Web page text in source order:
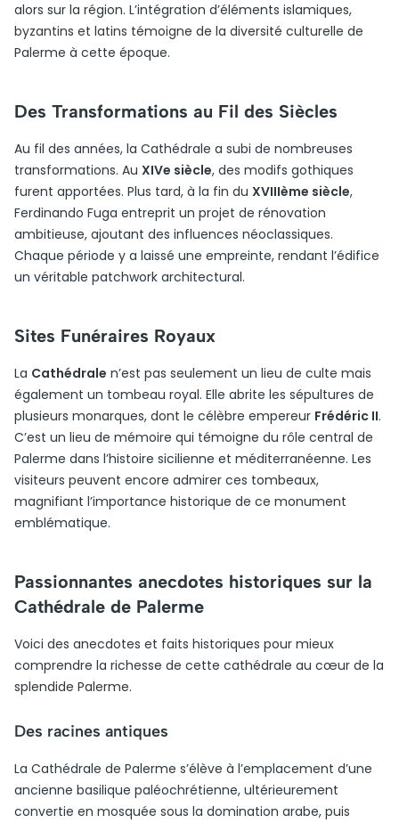
alors sur la région. L’intégration d’éléments islamiques,
byzantins et latins témoigne de la diversité culturelle de
Palerme à cette époque.
Des Transformations au Fil des Siècles
Au fil des années, la Cathédrale a subi de nombreuses
transformations. Au XIVe siècle, des modifs gothiques
furent apportées. Plus tard, à la fin du XVIIIème siècle,
Ferdinando Fuga entreprit un projet de rénovation
ambitieuse, ajoutant des influences néoclassiques.
Chaque période y a laissé une empreinte, rendant l’édifice
un véritable patchwork architectural.
Sites Funéraires Royaux
La Cathédrale n’est pas seulement un lieu de culte mais
également un tombeau royal. Elle abrite les sépultures de
plusieurs monarques, dont le célèbre empereur Frédéric II.
C’est un lieu de mémoire qui témoigne du rôle central de
Palerme dans l’histoire sicilienne et méditerranéenne. Les
visiteurs peuvent encore admirer ces tombeaux,
magnifiant l’importance historique de ce monument
emblématique.
Passionnantes anecdotes historiques sur la
Cathédrale de Palerme
Voici des anecdotes et faits historiques pour mieux
comprendre la richesse de cette cathédrale au cœur de la
splendide Palerme.
Des racines antiques
La Cathédrale de Palerme s’élève à l’emplacement d’une
ancienne basilique paléochrétienne, ultérieurement
convertie en mosquée sous la domination arabe, puis